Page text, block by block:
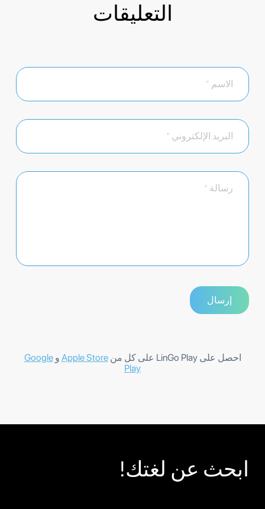
التعليقات
احصل على LinGo Play على كل من Apple Store وGoogle
Play
ابحث عن لغتك!